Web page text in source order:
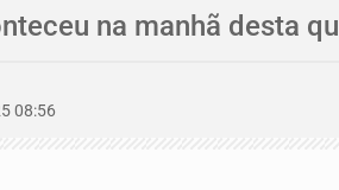
na manhã desta
08:56